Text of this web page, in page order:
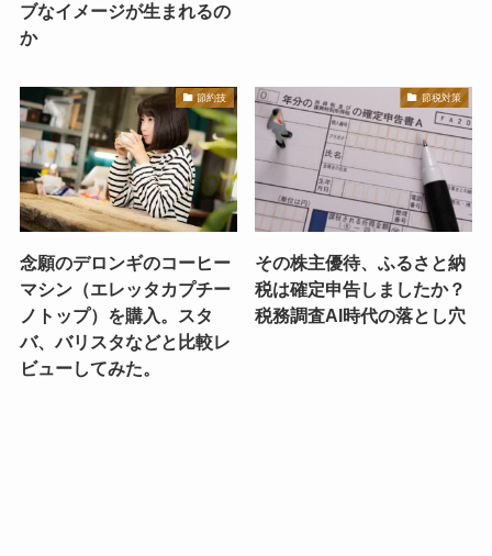
ブなイメージが生まれるの
か
節約技
念願のデロンギのコーヒー
マシン（エレッタカプチー
ノトップ）を購入。スタ
バ、バリスタなどと比較レ
ビューしてみた。
節税対策
その株主優待、ふるさと納
税は確定申告しましたか？
税務調査AI時代の落とし穴